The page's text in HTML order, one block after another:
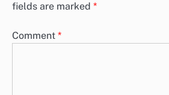
fields are marked *
Comment *